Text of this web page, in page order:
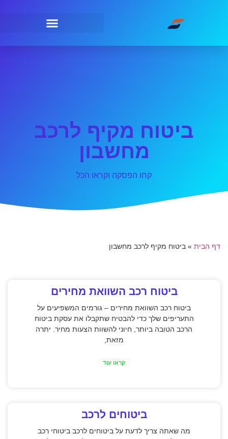
ביטוח מקיף לרכב
מחשבון
קחו הפסקה וקראו הכל
דף הבית » ביטוח מקיף לרכב מחשבון
ביטוח רכב השוואת מחירים
ביטוח רכב השוואת מחירים – גורמים המשפיעים על
התעריפים שלך כדי להבטיח שתקבלו את עסקת ביטוח
הרכב הטובה ביותר, חיוני להשוות הצעות מחיר. יתרה
מזאת,
קראו עוד
ביטוחים לרכב
מה שאתה צריך לדעת על ביטוחים לרכב ביטוחי רכב